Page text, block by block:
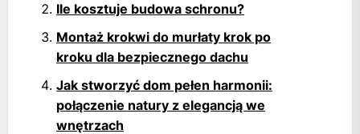
Ile kosztuje budowa schronu?
Montaż krokwi do murłaty krok po
kroku dla bezpiecznego dachu
Jak stworzyć dom pełen harmonii:
połączenie natury z elegancją we
wnętrzach